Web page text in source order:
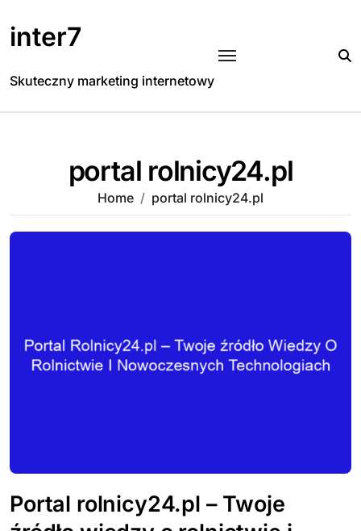
to
content
inter7
Skuteczny marketing internetowy
portal rolnicy24.pl
Home portal rolnicy24.pl
Portal rolnicy24.pl – Twoje